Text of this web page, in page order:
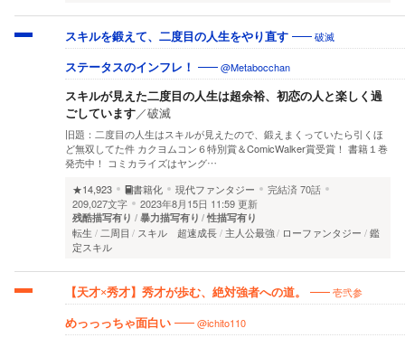
スキルを鍛えて、二度目の人生をやり直す 破滅
ステータスのインフレ！ @Metabocchan
スキルが見えた二度目の人生は超余裕、初恋の人と楽しく過
ごしています／破滅
旧題：二度目の人生はスキルが見えたので、鍛えまくっていたら引くほ
ど無双してた件 カクヨムコン６特別賞＆ComicWalker賞受賞！ 書籍１巻
発売中！ コミカライズはヤング…
★14,923
書籍化 現代ファンタジー 完結済 70話
209,027文字
2023年8月15日 11:59 更新
残酷描写有り 暴力描写有り 性描写有り
転生 二周目 スキル 超速成長 主人公最強 ローファンタジー
鑑
定スキル
【天才×秀才】秀才が歩む、絶対強者への道。 壱弐参
めっっっちゃ面白い @ichito110